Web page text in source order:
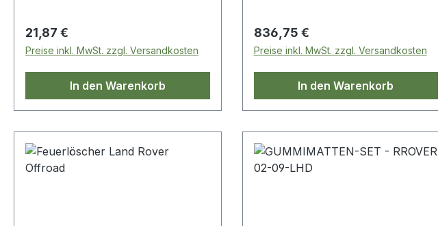
Regulärer Preis:
21,87 €
Preise inkl. MwSt. zzgl. Versandkosten
In den Warenkorb
Regulärer Preis:
836,75 €
Preise inkl. MwSt. zzgl. Versandkosten
In den Warenkorb